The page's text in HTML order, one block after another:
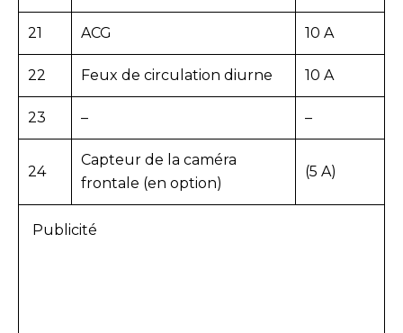
21 ACG 10 A
22 Feux de circulation diurne 10 A
23 – –
24
Capteur de la caméra
frontale (en option)
(5 A)
Publicité